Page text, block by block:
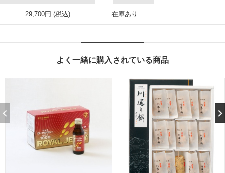
29,700円 (税込) 在庫あり
よく一緒に購入されている商品